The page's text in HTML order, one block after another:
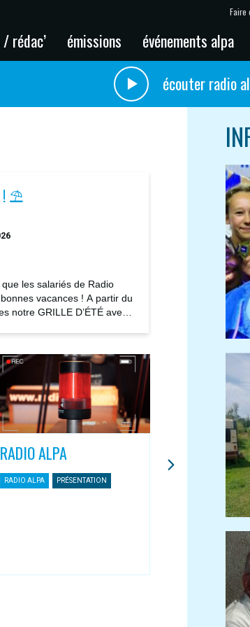
Faire
rédac’ émissions événements alpa
écouter radio
! ⛱️
les salariés de Radio
vacances ! A partir du
notre GRILLE D’ÉTÉ avec
RADIO ALPA
RADIO ALPA PRÉSENTATION
L’APPLI
ASSOCIATIVES
Une nouvelle